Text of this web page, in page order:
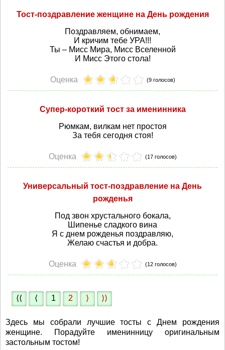
Тост-поздравление женщине на День рождения
Поздравляем, обнимаем,
И кричим тебе УРА!!!
Ты – Мисс Мира, Мисс Вселенной
И Мисс Этого стола!
Оценка (9 голосов)
Супер-короткий тост за именинника
Рюмкам, вилкам нет простоя
За тебя сегодня стоя!
Оценка (17 голосов)
Универсальный тост-поздравление на День
рожденья
Под звон хрустального бокала,
Шипенье сладкого вина
Я с днем рожденья поздравляю,
Желаю счастья и добра.
Оценка (12 голосов)
⟨⟨ ⟨ 1 2 ⟩ ⟩⟩
Здесь мы собрали лучшие тосты с Днем рождения
женщине. Порадуйте именинницу оригинальным
застольным тостом!